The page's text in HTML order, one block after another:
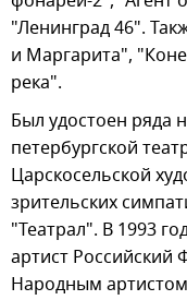
"Ленинград 46".
и Маргарита",
река".
Был удостоен ряда
петербургской
Царскосельской
зрительских
"Театрал". В 1993
артист Российский
Народным